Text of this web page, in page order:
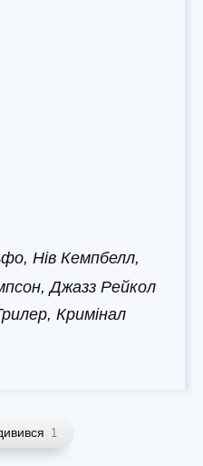
Нів Кемпбелл,
Джазз Рейкол
Кримінал
1